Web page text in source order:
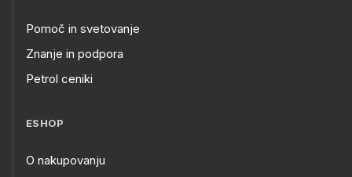
Pomoč in svetovanje
Znanje in podpora
Petrol ceniki
ESHOP
O nakupovanju